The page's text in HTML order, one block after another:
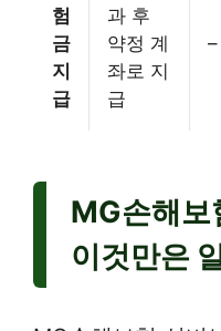
험
금
지
급
과 후
약정 계
좌로 지
급
–
MG손해보
이것만은